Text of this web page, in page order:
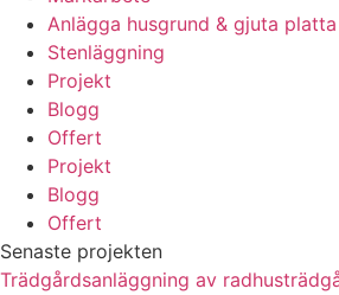
Anlägga husgrund & gjuta
Stenläggning
Projekt
Blogg
Offert
Projekt
Blogg
Offert
Senaste projekten
Trädgårdsanläggning av